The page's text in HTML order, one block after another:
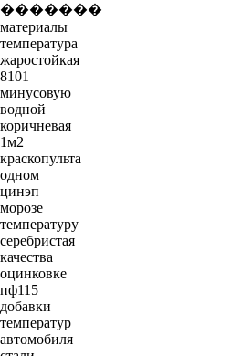
�������
материалы
температура
жаростойкая
8101
минусовую
водной
коричневая
1м2
краскопульта
одном
цинэп
морозе
температуру
серебристая
качества
оцинковке
пф115
добавки
температур
автомобиля